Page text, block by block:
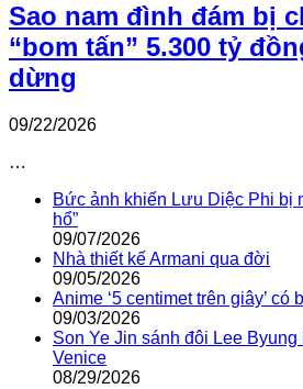
Sao nam đình đám bị
“bom tấn” 5.300 tỷ
dừng
09/22/2026
…
Bức ảnh khiến Lưu Diệc Phi bị
hổ”
09/07/2026
Nhà thiết kế Armani qua đời
09/05/2026
Anime ‘5 centimet trên giây’ có
09/03/2026
Son Ye Jin sánh đôi Lee Byung
Venice
08/29/2026